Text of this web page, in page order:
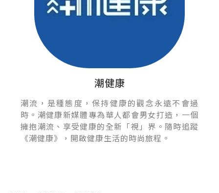
潮健康
潮流，是種態度，保持健康的觀念永遠不會過
時。潮健康新媒體專為華人都會男女打造，一個
擁抱潮流、享受健康的全新「視」界。隨時追蹤
《潮健康》，開啟健康生活的時尚旅程。